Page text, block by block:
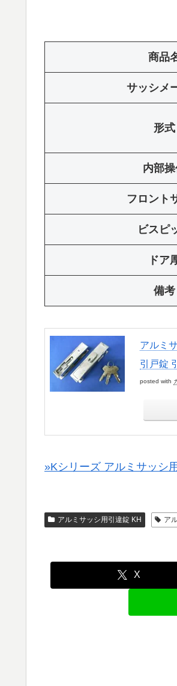
商品
サッシメ
形式
内部
フロント
ビスピ
ドア
備考
アルミ
引戸錠
posted with
»Kシリーズ アルミサッシ
アルミサッシ用引違錠 KH ア
X